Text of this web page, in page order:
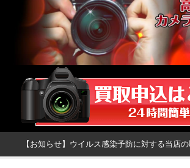
【お知らせ】ウイルス感染予防に対する当店